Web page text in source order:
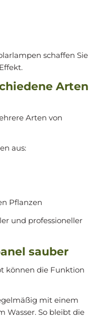
schaffen Sie
Arten
Arten von
aus:
Pflanzen
und professioneller
sauber
können die Funktion
mit einem
Wasser. So bleibt die